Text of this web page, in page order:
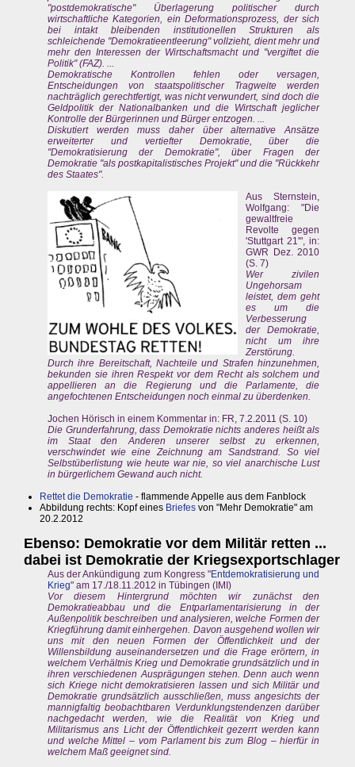
"postdemokratische" Überlagerung politischer durch
wirtschaftliche Kategorien, ein Deformationsprozess, der sich
bei intakt bleibenden institutionellen Strukturen als
schleichende "Demokratieentleerung" vollzieht, dient mehr und
mehr den Interessen der Wirtschaftsmacht und "vergiftet die
Politik" (FAZ). ...
Demokratische Kontrollen fehlen oder versagen,
Entscheidungen von staatspolitischer Tragweite werden
nachträglich gerechtfertigt, was nicht verwundert, sind doch die
Geldpolitik der Nationalbanken und die Wirtschaft jeglicher
Kontrolle der Bürgerinnen und Bürger entzogen. ...
Diskutiert werden muss daher über alternative Ansätze
erweiterter und vertiefter Demokratie, über die
"Demokratisierung der Demokratie", über Fragen der
Demokratie "als postkapitalistisches Projekt" und die "Rückkehr
des Staates".
Aus Sternstein,
Wolfgang: "Die
gewaltfreie
Revolte gegen
'Stuttgart 21'", in:
GWR Dez. 2010
(S. 7)
Wer zivilen
Ungehorsam
leistet, dem geht
es um die
Verbesserung
der Demokratie,
nicht um ihre
Zerstörung.
Durch ihre Bereitschaft, Nachteile und Strafen hinzunehmen,
bekunden sie ihren Respekt vor dem Recht als solchem und
appellieren an die Regierung und die Parlamente, die
angefochtenen Entscheidungen noch einmal zu überdenken.
Jochen Hörisch in einem Kommentar in: FR, 7.2.2011 (S. 10)
Die Grunderfahrung, dass Demokratie nichts anderes heißt als
im Staat den Anderen unserer selbst zu erkennen,
verschwindet wie eine Zeichnung am Sandstrand. So viel
Selbstüberlistung wie heute war nie, so viel anarchische Lust
in bürgerlichem Gewand auch nicht.
Rettet die Demokratie - flammende Appelle aus dem Fanblock
Abbildung rechts: Kopf eines Briefes von "Mehr Demokratie" am
20.2.2012
Ebenso: Demokratie vor dem Militär retten ...
dabei ist Demokratie der Kriegsexportschlager
Aus der Ankündigung zum Kongress "Entdemokratisierung und
Krieg" am 17./18.11.2012 in Tübingen (IMI)
Vor diesem Hintergrund möchten wir zunächst den
Demokratieabbau und die Entparlamentarisierung in der
Außenpolitik beschreiben und analysieren, welche Formen der
Kriegführung damit einhergehen. Davon ausgehend wollen wir
uns mit den neuen Formen der Öffentlichkeit und der
Willensbildung auseinandersetzen und die Frage erörtern, in
welchem Verhältnis Krieg und Demokratie grundsätzlich und in
ihren verschiedenen Ausprägungen stehen. Denn auch wenn
sich Kriege nicht demokratisieren lassen und sich Militär und
Demokratie grundsätzlich ausschließen, muss angesichts der
mannigfaltig beobachtbaren Verdunklungstendenzen darüber
nachgedacht werden, wie die Realität von Krieg und
Militarismus ans Licht der Öffentlichkeit gezerrt werden kann
und welche Mittel – vom Parlament bis zum Blog – hierfür in
welchem Maß geeignet sind.